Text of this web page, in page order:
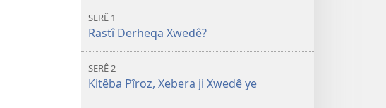
SERÊ 1
Rastî Derheqa Xwedê?
SERÊ 2
Kitêba Pîroz, Xebera ji Xwedê ye